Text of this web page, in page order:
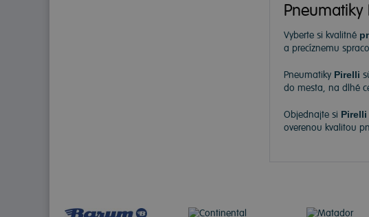
Vyberte si kvalitné
a precíznemu
Pneumatiky Pirelli
do mesta, na dlhé
Objednajte si
overenou kvalitou